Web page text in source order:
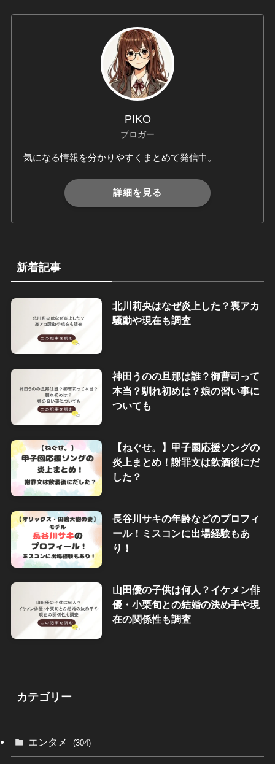
PIKO
ブロガー
気になる情報を分かりやすくまとめて発信中。
詳細を見る
新着記事
北川莉央はなぜ炎上した？裏アカ
騒動や現在も調査
神田うのの旦那は誰？御曹司って
本当？馴れ初めは？娘の習い事に
ついても
【ねぐせ。】甲子園応援ソングの
炎上まとめ！謝罪文は飲酒後にだ
した？
長谷川サキの年齢などのプロフィ
ール！ミスコンに出場経験もあ
り！
山田優の子供は何人？イケメン俳
優・小栗旬との結婚の決め手や現
在の関係性も調査
カテゴリー
エンタメ (304)